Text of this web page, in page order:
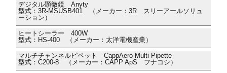
デジタル顕微鏡 Anyty
型式：3R-MSUSB401 （メーカー：3R スリーアールソリュ
ーション）
ヒートシーラー 400W
型式：HS-400 （メーカー：太洋電機産業）
マルチチャンネルピペット CappAero Multi Pipette
型式：C200-8 （メーカー：CAPP ApS フナコシ）